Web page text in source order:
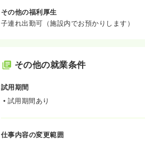
その他の福利厚生
子連れ出勤可（施設内でお預かりします）
その他の就業条件
試用期間
試用期間あり
仕事内容の変更範囲